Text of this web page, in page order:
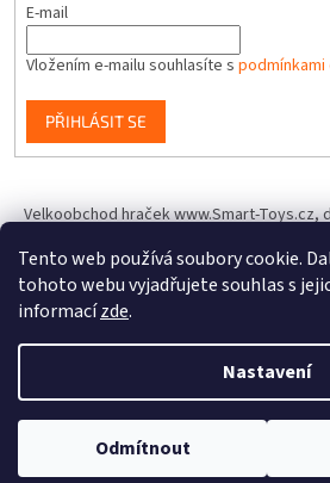
Tento web používá soubory cookie.
tohoto webu vyjadřujete souhlas s
informacízde.
Nastavení
Odmítnout
E-mail
Vložením e-mailu souhlasíte s podmínkami
PŘIHLÁSIT SE
Velkoobchod hraček www.Smart-Toys.cz,
Copyright 2026IQhracky.cz. Všechna